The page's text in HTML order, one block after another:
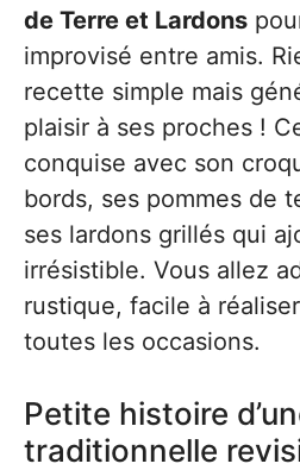
de Terre et Lardons
improvisé entre amis.
recette simple mais
plaisir à ses proches !
conquise avec son
bords, ses pommes de
ses lardons grillés qui
irrésistible. Vous allez
rustique, facile à
toutes les occasions.
Petite histoire
traditionnelle